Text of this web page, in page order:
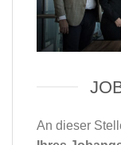
An dieser